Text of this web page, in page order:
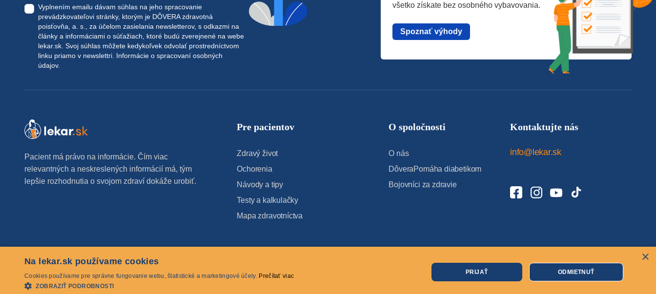
Vyplnením emailu dávam súhlas na jeho spracovanie
prevádzkovateľovi stránky, ktorým je DÔVERA zdravotná
poisťovňa, a. s., za účelom zasielania newsletterov, s odkazmi na
články a informáciami o súťažiach, ktoré budú zverejnené na webe
lekar.sk . Svoj súhlas môžete kedykoľvek odvolať prostredníctvom
linku priamo v newslettri. Informácie o spracovaní osobných
údajov.
všetko získate bez osobného vybavovania.
Spoznať výhody
Pacient má právo na informácie. Čím viac
relevantných a neskreslených informácií má, tým
lepšie rozhodnutia o svojom zdraví dokáže urobiť.
Pre pacientov
Zdravý život
Ochorenia
Návody a tipy
Testy a kalkulačky
Mapa zdravotníctva
O spoločnosti
O nás
DôveraPomáha diabetikom
Bojovníci za zdravie
Kontaktujte nás
info@lekar.sk
© 2026 lekar.sk Všetky práva vyhradené Cookies
×
Na lekar.sk používame cookies
Cookies používame pre správne fungovanie webu, štatistické a marketingové účely. Prečítať viac
ZOBRAZIŤ PODROBNOSTI
PRIJAŤ ODMIETNUŤ